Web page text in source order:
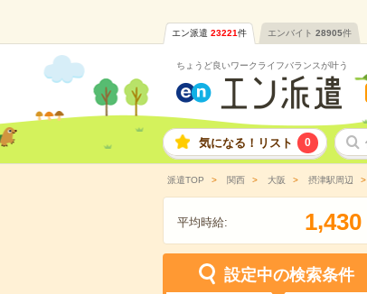
エン派遣 23221件 エンバイト 28905件
ちょうど良いワークライフバランスが叶う
気になる！リスト 0
派遣TOP 関西 大阪 摂津駅周辺
平均時給: 1,430
設定中の検索条件